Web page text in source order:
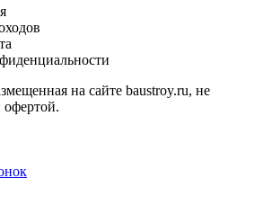
на сайте baustroy.ru, не
офертой.